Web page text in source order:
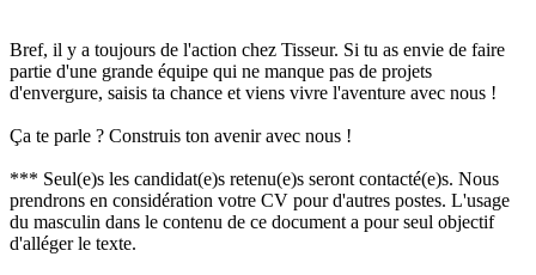
Bref, il y a toujours de l'action chez Tisseur. Si tu as envie de faire
partie d'une grande équipe qui ne manque pas de projets
d'envergure, saisis ta chance et viens vivre l'aventure avec nous !
Ça te parle ? Construis ton avenir avec nous !
*** Seul(e)s les candidat(e)s retenu(e)s seront contacté(e)s. Nous
prendrons en considération votre CV pour d'autres postes. L'usage
du masculin dans le contenu de ce document a pour seul objectif
d'alléger le texte.